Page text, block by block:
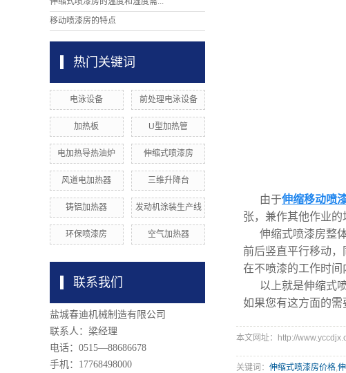
移动喷漆房的特点
热门关键词
电泳设备 前处理电泳设备
加热板 U型加热管
电加热导热油炉 伸缩式喷漆房
风道电加热器 三维升降台
铸铝加热器 发动机涂装生产线
环保喷漆房 空气加热器
联系我们
盐城春迪机械制造有限公司
联系人：梁经理
电话：0515—88686678
手机：17768498000
由于伸缩移动喷
张，兼作其他作业的
伸缩式喷漆房整
前后竖直平行移动，
在不喷漆的工作时间
以上就是伸缩式
如果您有这方面的需
本文网址：http://
关键词： 伸缩式喷漆房价格